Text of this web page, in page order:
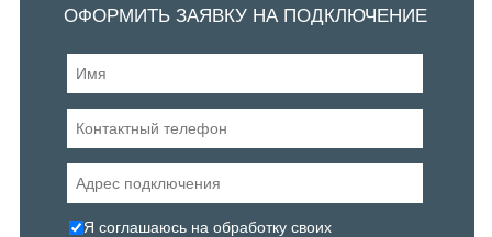
ОФОРМИТЬ ЗАЯВКУ НА ПОДКЛЮЧЕНИЕ
Я соглашаюсь на обработку своих